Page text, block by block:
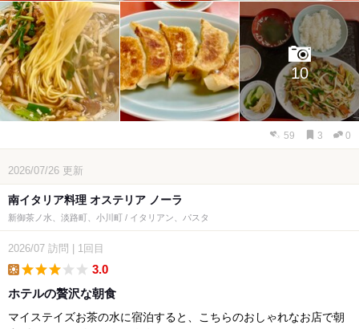
10
59 3 0
2026/07/26 更新
南イタリア料理 オステリア ノーラ
新御茶ノ水、淡路町、小川町 / イタリアン、パスタ
2026/07 訪問 1回目
3.0
ホテルの贅沢な朝食
マイステイズお茶の水に宿泊すると、こちらのおしゃれなお店で朝